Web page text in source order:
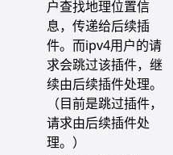
户查找地理位置信
息，传递给后续插
件。而ipv4用户的请
求会跳过该插件，继
续由后续插件处理。
（目前是跳过插件，
请求由后续插件处
理。）